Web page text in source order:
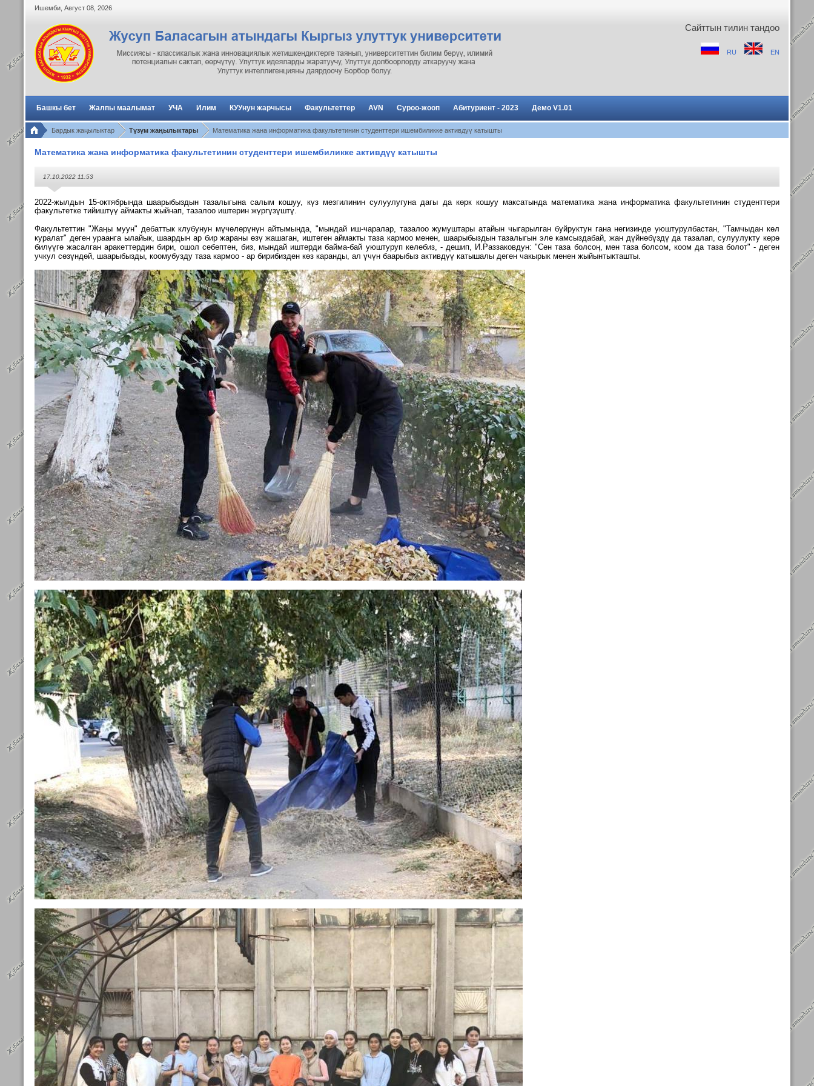
Ишемби Август 08 2026
Сайттын тилин тандоо
RU EN
Башкы бет Жалпы маалымат УЧА Илим КУУнун жарчысы Факультеттер AVN Суроо-жооп Абитуриент - 2023 Демо V1.01
Бардык жаңылыктар Түзүм жаңылыктары Математика жана информатика факультетинин студенттери ишембиликке активдүү катышты
Математика жана информатика факультетинин студенттери ишембиликке активдүү катышты
17.10.2022 11:53
2022-жылдын 15-октябрында шаарыбыздын тазалыгына салым кошуу, күз мезгилинин сулуулугуна дагы да көрк кошуу максатында математика жана информатика факультетинин студенттери
факультетке тийиштүү аймакты жыйнап, тазалоо иштерин жүргүзүштү.
Факультеттин "Жаңы муун" дебаттык клубунун мүчөлөрүнүн айтымында, "мындай иш-чаралар, тазалоо жумуштары атайын чыгарылган буйруктун гана негизинде уюштурулбастан, "Тамчыдан көл
куралат" деген ураанга ылайык, шаардын ар бир жараны өзү жашаган, иштеген аймакты таза кармоо менен, шаарыбыздын тазалыгын эле камсыздабай, жан дүйнөбүздү да тазалап, сулуулукту көрө
билүүгө жасалган аракеттердин бири, ошол себептен, биз, мындай иштерди байма-бай уюштуруп келебиз, - дешип, И.Раззаковдун: "Сен таза болсоң, мен таза болсом, коом да таза болот" - деген
учкул сөзүндөй, шаарыбызды, коомубузду таза кармоо - ар бирибизден көз каранды, ал үчүн баарыбыз активдүү катышалы деген чакырык менен жыйынтыкташты.